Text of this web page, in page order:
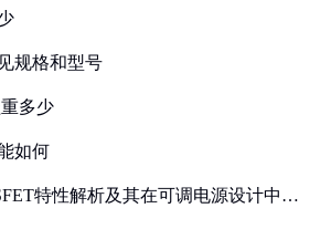
规格和型号
多少
如何
特性解析及其在可调电源设计中的